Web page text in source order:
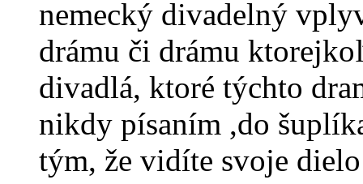
nemecký divadelný
drámu či drámu
divadlá, ktoré týchto
nikdy písaním ,do
tým, že vidíte svoje